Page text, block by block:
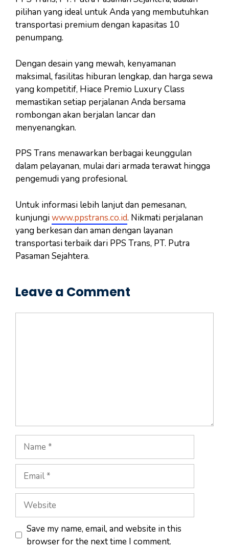
pilihan yang ideal untuk Anda yang membutuhkan
transportasi premium dengan kapasitas 10
penumpang.
Dengan desain yang mewah, kenyamanan
maksimal, fasilitas hiburan lengkap, dan harga sewa
yang kompetitif, Hiace Premio Luxury Class
memastikan setiap perjalanan Anda bersama
rombongan akan berjalan lancar dan
menyenangkan.
PPS Trans menawarkan berbagai keunggulan
dalam pelayanan, mulai dari armada terawat hingga
pengemudi yang profesional.
Untuk informasi lebih lanjut dan pemesanan,
kunjungiwww.ppstrans.co.id. Nikmati perjalanan
yang berkesan dan aman dengan layanan
transportasi terbaik dari PPS Trans, PT. Putra
Pasaman Sejahtera.
Leave a Comment
Name
Email
Website
Save my name, email, and website in this
browser for the next time I comment.